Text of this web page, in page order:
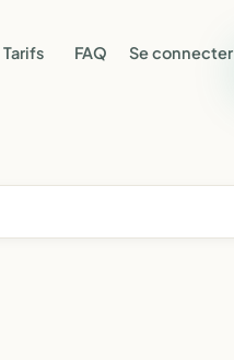
Tarifs FAQ Se connecter